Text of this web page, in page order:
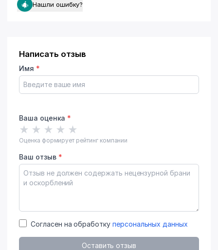
Нашли ошибку?
Написать отзыв
Имя *
Ваша оценка *
★ ★ ★ ★ ★
Оценка формирует рейтинг компании
Ваш отзыв *
Согласен на обработку персональных данных
Оставить отзыв